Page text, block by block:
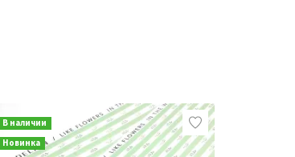
В наличии
Новинка